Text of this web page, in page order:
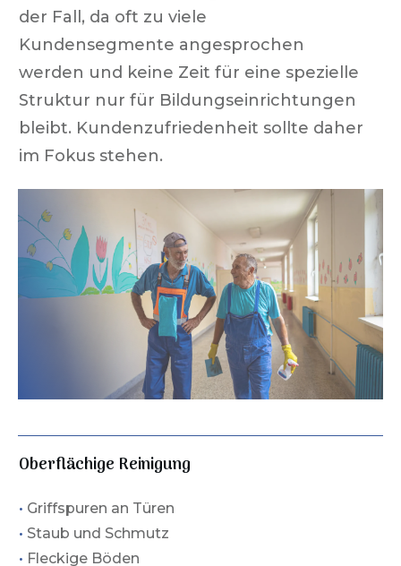
der Fall, da oft zu viele
Kundensegmente angesprochen
werden und keine Zeit für eine spezielle
Struktur nur für Bildungseinrichtungen
bleibt. Kundenzufriedenheit sollte daher
im Fokus stehen.
Oberflächige Reinigung
• Griffspuren an Türen
• Staub und Schmutz
• Fleckige Böden